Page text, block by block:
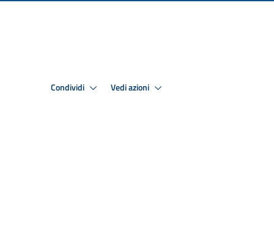
Condividi Vedi azioni